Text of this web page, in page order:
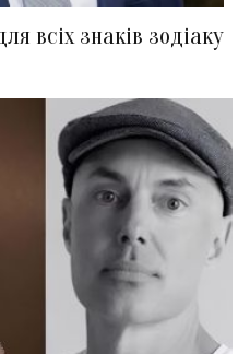
всіх знаків зодіаку